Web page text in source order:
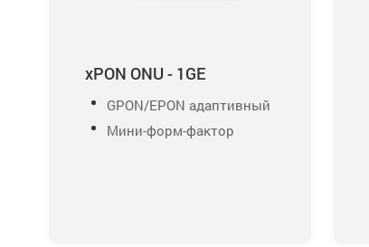
xPON ONU - 1GE
GPON/EPON адаптивный
Мини-форм-фактор